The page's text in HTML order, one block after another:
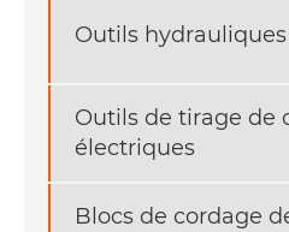
Outils hydrauliques
Outils de tirage de
électriques
Blocs de cordage